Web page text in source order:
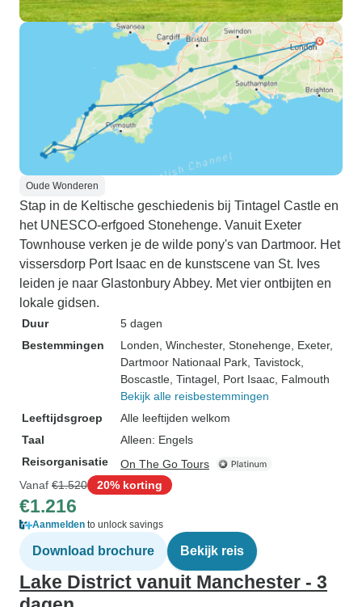
Oude Wonderen
Stap in de Keltische geschiedenis bij Tintagel Castle en
het UNESCO-erfgoed Stonehenge. Vanuit Exeter
Townhouse verken je de wilde pony's van Dartmoor. Het
vissersdorp Port Isaac en de kunstscene van St. Ives
leiden je naar Glastonbury Abbey. Met vier ontbijten en
lokale gidsen.
Duur
5 dagen
Bestemmingen
Londen , Winchester, Stonehenge , Exeter,
Dartmoor Nationaal Park , Tavistock
Boscastle , Tintagel , Port Isaac , Falmouth
Bekijk alle reisbestemmingen
Leeftijdsgroep
Alle leeftijden welkom
Taal
Alleen: Engels
Reisorganisatie
On The Go Tours
Vanaf €1.520 20% korting
€1.216
Aanmelden to unlock savings
Download brochure Bekijk reis
Lake District vanuit Manchester - 3